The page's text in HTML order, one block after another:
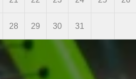
28 29 30 31